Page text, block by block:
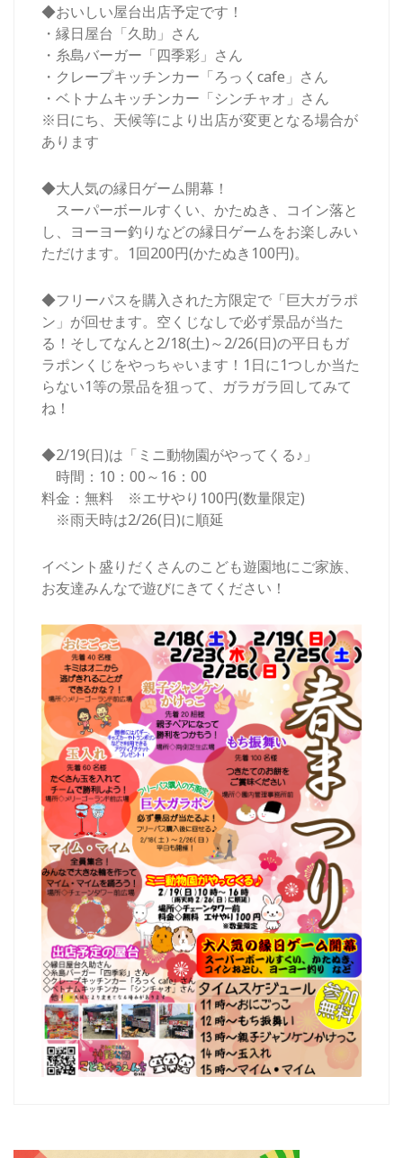
◆おいしい屋台出店予定です！
・縁日屋台「久助」さん
・糸島バーガー「四季彩」さん
・クレープキッチンカー「ろっくcafe」さん
・ベトナムキッチンカー「シンチャオ」さん
※日にち、天候等により出店が変更となる場合が
あります
◆大人気の縁日ゲーム開幕！
スーパーボールすくい、かたぬき、コイン落と
し、ヨーヨー釣りなどの縁日ゲームをお楽しみい
ただけます。1回200円(かたぬき100円)。
◆フリーパスを購入された方限定で「巨大ガラポ
ン」が回せます。空くじなしで必ず景品が当た
る！そしてなんと2/18(土)～2/26(日)の平日もガ
ラポンくじをやっちゃいます！1日に1つしか当た
らない1等の景品を狙って、ガラガラ回してみて
ね！
◆2/19(日)は「ミニ動物園がやってくる♪」
時間：10：00～16：00
料金：無料 ※エサやり100円(数量限定)
※雨天時は2/26(日)に順延
イベント盛りだくさんのこども遊園地にご家族、
お友達みんなで遊びにきてください！